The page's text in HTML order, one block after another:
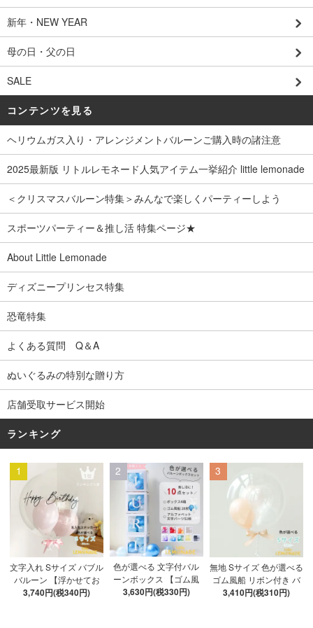
新年・NEW YEAR
母の日・父の日
SALE
コンテンツを見る
ヘリウムガス入り・アレンジメントバルーンご購入時の諸注意
2025最新版 リトルレモネード人気アイテム一挙紹介 little lemonade
＜クリスマスバルーン特集＞みんなで楽しくパーティーしよう
スポーツパーティー＆推し活 特集ページ★
About Little Lemonade
ディズニープリンセス特集
恐竜特集
よくある質問 Q＆A
ぬいぐるみの特別な贈り方
店舗受取サービス開始
ランキング
1
文字入れ Sサイズ バブル
バルーン 【浮かせてお
届け】 バルーン
3,740円(税340円)
2
色が選べる 文字付バル
ーンボックス 【ゴム風
船&文字パーツ付き】 DI
3,630円(税330円)
3
無地 Sサイズ 色が選べる
ゴム風船 リボン付き バ
ブルバルーン 【浮かせ
3,410円(税310円)